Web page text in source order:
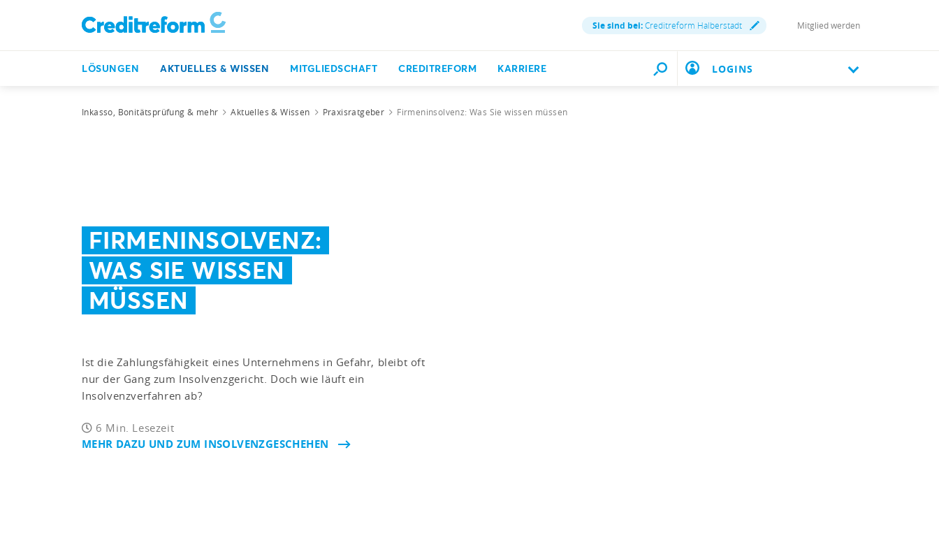
Sie sind bei:Creditreform Halberstadt Mitglied werden
LÖSUNGEN AKTUELLES & WISSEN MITGLIEDSCHAFT CREDITREFORM KARRIERE LOGINS
Inkasso, Bonitätsprüfung & mehr Aktuelles & Wissen Praxisratgeber Firmeninsolvenz: Was Sie wissen müssen
FIRMENINSOLVENZ:
WAS SIE WISSEN
MÜSSEN
Ist die Zahlungsfähigkeit eines Unternehmens in Gefahr, bleibt oft
nur der Gang zum Insolvenzgericht. Doch wie läuft ein
Insolvenzverfahren ab?
6 Min. Lesezeit
MEHR DAZU UND ZUM INSOLVENZGESCHEHEN